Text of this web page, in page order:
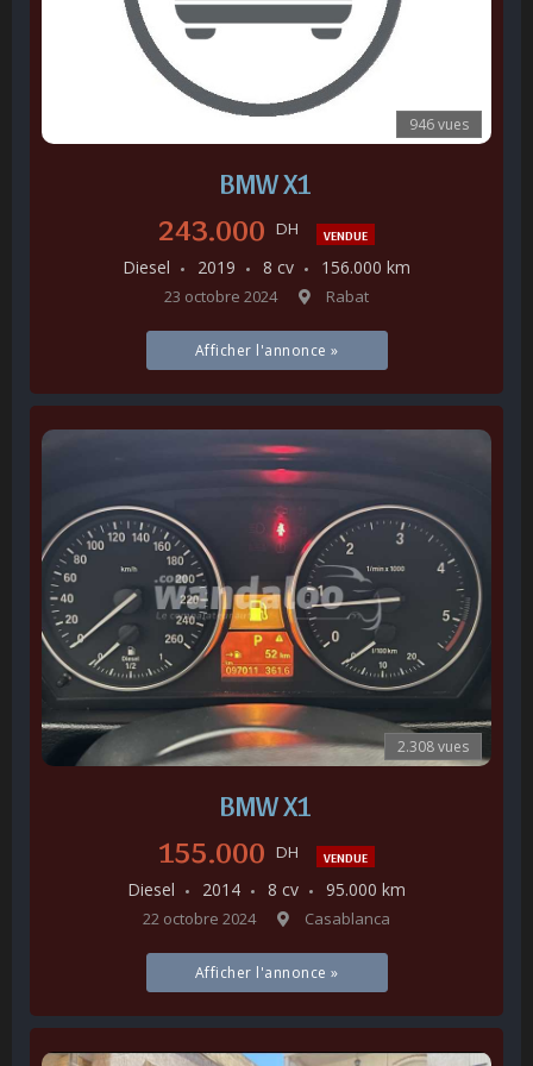
946 vues
BMW X1
243.000 DH VENDUE
Diesel 2019 8 cv 156.000 km
23 octobre 2024 Rabat
Afficher l'annonce »
2.308 vues
BMW X1
155.000 DH VENDUE
Diesel 2014 8 cv 95.000 km
22 octobre 2024 Casablanca
Afficher l'annonce »